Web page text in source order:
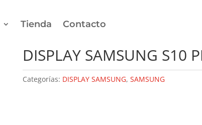
Tienda Contacto
DISPLAY SAMSUNG S10
Categorías: DISPLAY SAMSUNG, SAMSUNG